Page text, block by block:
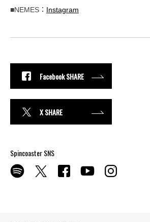
■NEMES： Instagram
Facebook SHARE
X SHARE
Spincoaster SNS